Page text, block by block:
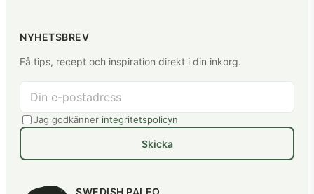
NYHETSBREV
Få tips, recept och inspiration direkt i din inkorg.
Jag godkänner integritetspolicyn
Skicka